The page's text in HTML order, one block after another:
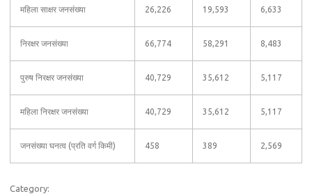
महिला साक्षर जनसंख्या 26,226 19,593 6,633
निरक्षर जनसंख्या 66,774 58,291 8,483
पुरुष निरक्षर जनसंख्या 40,729 35,612 5,117
महिला निरक्षर जनसंख्या 40,729 35,612 5,117
जनसंख्या घनत्व (प्रति वर्ग किमी) 458 389 2,569
Category: